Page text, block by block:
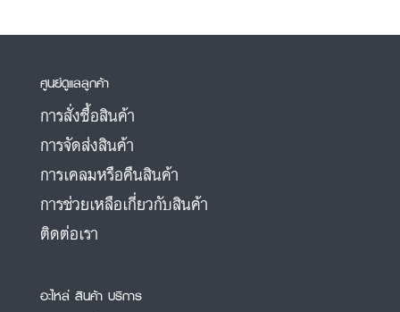
ศูนย์ดูแลลูกค้า
การสั่งซื้อสินค้า
การจัดส่งสินค้า
การเคลมหรือคืนสินค้า
การช่วยเหลือเกี่ยวกับสินค้า
ติดต่อเรา
อะไหล่ สินค้า บริการ